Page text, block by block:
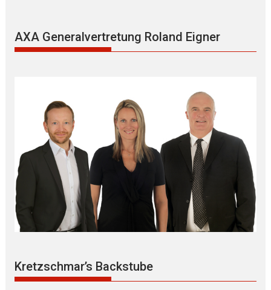
AXA Generalvertretung Roland Eigner
Kretzschmar’s Backstube